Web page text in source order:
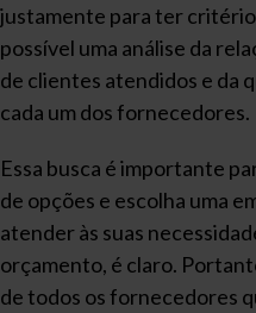
justamente para ter
possível uma análise da
de clientes atendidos e da
cada um dos fornecedores.
Essa busca é importante
de opções e escolha uma
atender às suas
orçamento, é claro.
de todos os fornecedores